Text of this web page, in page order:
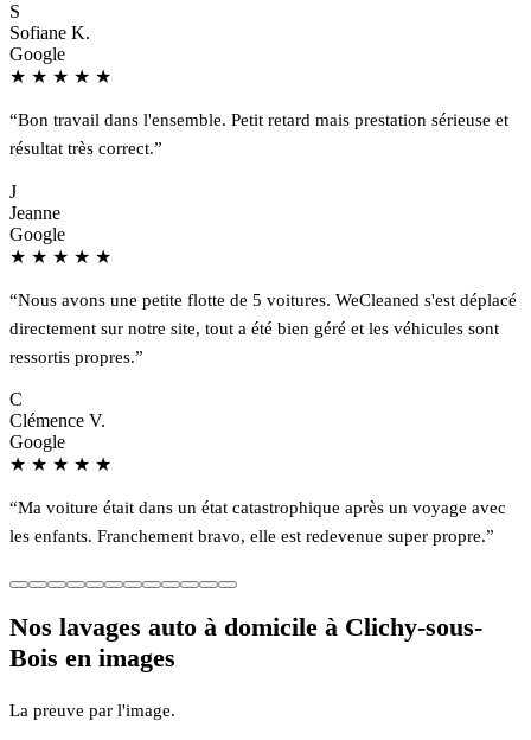
S
Sofiane K.
Google
★ ★ ★ ★ ★
“Bon travail dans l'ensemble. Petit retard mais prestation sérieuse et
résultat très correct.”
J
Jeanne
Google
★ ★ ★ ★ ★
“Nous avons une petite flotte de 5 voitures. WeCleaned s'est déplacé
directement sur notre site, tout a été bien géré et les véhicules sont
ressortis propres.”
C
Clémence V.
Google
★ ★ ★ ★ ★
“Ma voiture était dans un état catastrophique après un voyage avec
les enfants. Franchement bravo, elle est redevenue super propre.”
Nos lavages auto à domicile à Clichy-sous-
Bois en images
La preuve par l'image.